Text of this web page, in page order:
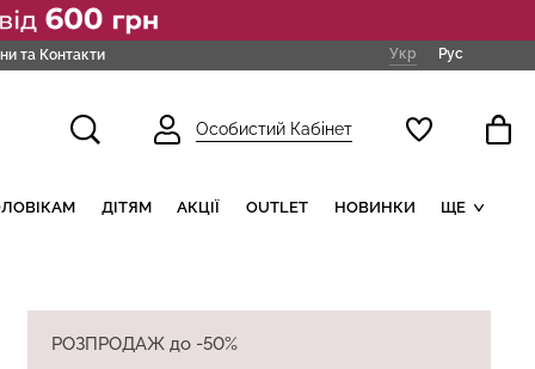
та Контакти Укр Рус
Особистий Кабінет
ДІТЯМ АКЦІЇ OUTLET НОВИНКИ ЩЕ
РОЗПРОДАЖ до -50%